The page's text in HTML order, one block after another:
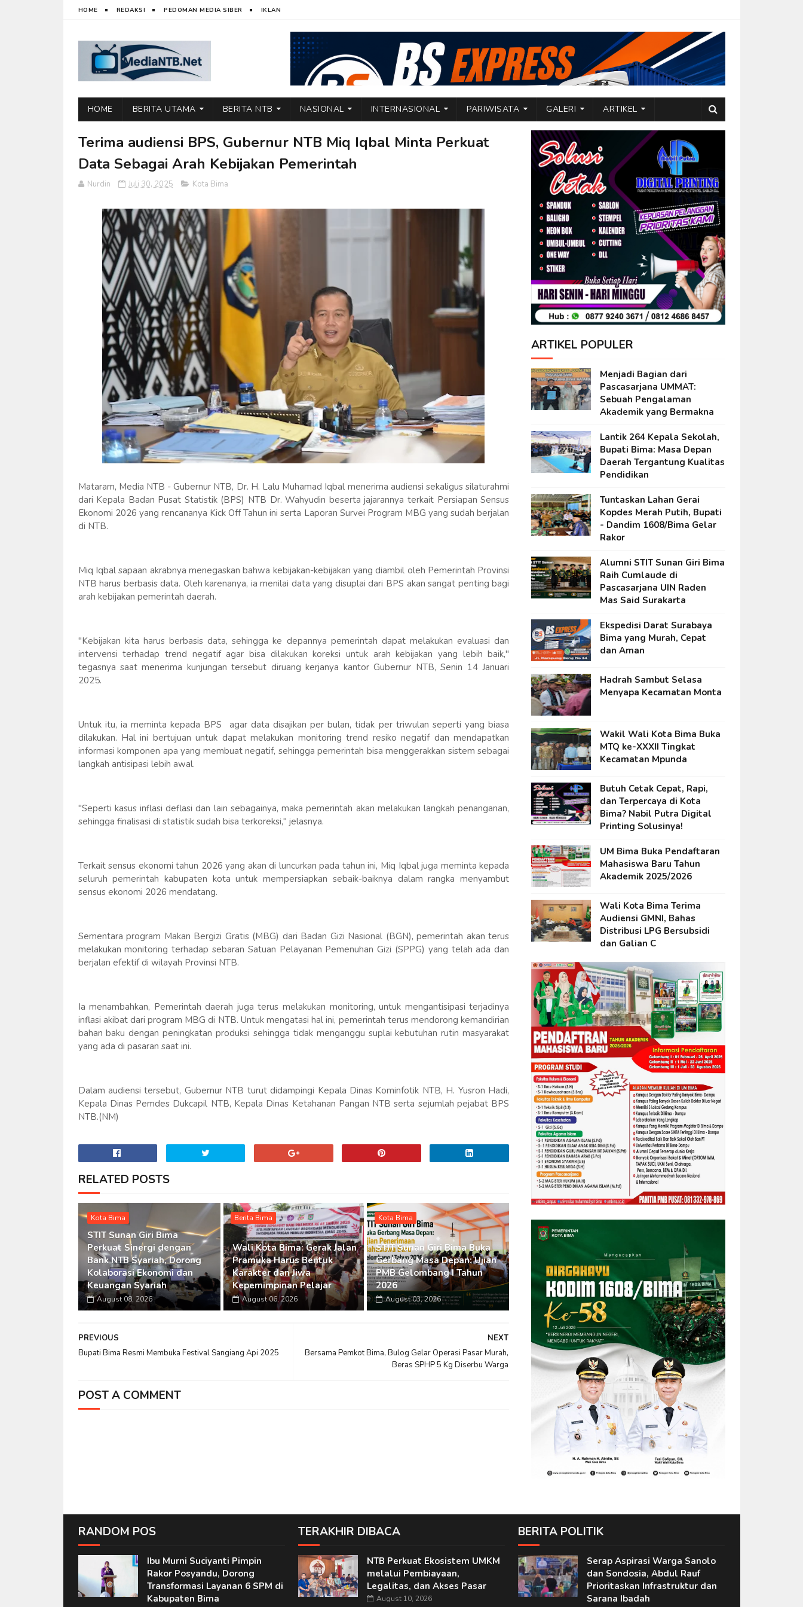
HOME REDAKSI PEDOMAN MEDIA SIBER IKLAN
HOME BERITA UTAMA BERITA NTB NASIONAL INTERNASIONAL PARIWISATA GALERI ARTIKEL
Terima audiensi BPS, Gubernur NTB Miq Iqbal Minta Perkuat
Data Sebagai Arah Kebijakan Pemerintah
Nurdin Juli 30, 2025 Kota Bima
Mataram, Media NTB - Gubernur NTB, Dr. H. Lalu Muhamad Iqbal menerima audiensi sekaligus silaturahmi
dari Kepala Badan Pusat Statistik (BPS) NTB Dr. Wahyudin beserta jajarannya terkait Persiapan Sensus
Ekonomi 2026 yang rencananya Kick Off Tahun ini serta Laporan Survei Program MBG yang sudah berjalan
di NTB.
Miq Iqbal sapaan akrabnya menegaskan bahwa kebijakan-kebijakan yang diambil oleh Pemerintah Provinsi
NTB harus berbasis data. Oleh karenanya, ia menilai data yang disuplai dari BPS akan sangat penting bagi
arah kebijakan pemerintah daerah.
"Kebijakan kita harus berbasis data, sehingga ke depannya pemerintah dapat melakukan evaluasi dan
intervensi terhadap trend negatif agar bisa dilakukan koreksi untuk arah kebijakan yang lebih baik,"
tegasnya saat menerima kunjungan tersebut diruang kerjanya kantor Gubernur NTB, Senin 14 Januari
2025.
Untuk itu, ia meminta kepada BPS agar data disajikan per bulan, tidak per triwulan seperti yang biasa
dilakukan. Hal ini bertujuan untuk dapat melakukan monitoring trend resiko negatif dan mendapatkan
informasi komponen apa yang membuat negatif, sehingga pemerintah bisa menggerakkan sistem sebagai
langkah antisipasi lebih awal.
"Seperti kasus inflasi deflasi dan lain sebagainya, maka pemerintah akan melakukan langkah penanganan,
sehingga finalisasi di statistik sudah bisa terkoreksi," jelasnya.
Terkait sensus ekonomi tahun 2026 yang akan di luncurkan pada tahun ini, Miq Iqbal juga meminta kepada
seluruh pemerintah kabupaten kota untuk mempersiapkan sebaik-baiknya dalam rangka menyambut
sensus ekonomi 2026 mendatang.
Sementara program Makan Bergizi Gratis (MBG) dari Badan Gizi Nasional (BGN), pemerintah akan terus
melakukan monitoring terhadap sebaran Satuan Pelayanan Pemenuhan Gizi (SPPG) yang telah ada dan
berjalan efektif di wilayah Provinsi NTB.
Ia menambahkan, Pemerintah daerah juga terus melakukan monitoring, untuk mengantisipasi terjadinya
inflasi akibat dari program MBG di NTB. Untuk mengatasi hal ini, pemerintah terus mendorong kemandirian
bahan baku dengan peningkatan produksi sehingga tidak menganggu suplai kebutuhan rutin masyarakat
yang ada di pasaran saat ini.
Dalam audiensi tersebut, Gubernur NTB turut didampingi Kepala Dinas Kominfotik NTB, H. Yusron Hadi,
Kepala Dinas Pemdes Dukcapil NTB, Kepala Dinas Ketahanan Pangan NTB serta sejumlah pejabat BPS
NTB.(NM)
RELATED POSTS
Kota Bima
STIT Sunan Giri Bima
Perkuat Sinergi dengan
Bank NTB Syariah, Dorong
Kolaborasi Ekonomi dan
Keuangan Syariah
August 08, 2026
Berita Bima
Wali Kota Bima: Gerak Jalan
Pramuka Harus Bentuk
Karakter dan Jiwa
Kepemimpinan Pelajar
August 06, 2026
Kota Bima
STIT Sunan Giri Bima Buka
Gerbang Masa Depan: Ujian
PMB Gelombang I Tahun
2026
August 03, 2026
NEXT
Bersama Pemkot Bima, Bulog Gelar Operasi Pasar Murah,
Beras SPHP 5 Kg Diserbu Warga
PREVIOUS
Bupati Bima Resmi Membuka Festival Sangiang Api 2025
POST A COMMENT
ARTIKEL POPULER
Menjadi Bagian dari
Pascasarjana UMMAT:
Sebuah Pengalaman
Akademik yang Bermakna
Lantik 264 Kepala Sekolah,
Bupati Bima: Masa Depan
Daerah Tergantung Kualitas
Pendidikan
Tuntaskan Lahan Gerai
Kopdes Merah Putih, Bupati
- Dandim 1608/Bima Gelar
Rakor
Alumni STIT Sunan Giri Bima
Raih Cumlaude di
Pascasarjana UIN Raden
Mas Said Surakarta
Ekspedisi Darat Surabaya
Bima yang Murah, Cepat
dan Aman
Hadrah Sambut Selasa
Menyapa Kecamatan Monta
Wakil Wali Kota Bima Buka
MTQ ke-XXXII Tingkat
Kecamatan Mpunda
Butuh Cetak Cepat, Rapi,
dan Terpercaya di Kota
Bima? Nabil Putra Digital
Printing Solusinya!
UM Bima Buka Pendaftaran
Mahasiswa Baru Tahun
Akademik 2025/2026
Wali Kota Bima Terima
Audiensi GMNI, Bahas
Distribusi LPG Bersubsidi
dan Galian C
RANDOM POS
Ibu Murni Suciyanti Pimpin
Rakor Posyandu, Dorong
Transformasi Layanan 6 SPM di
Kabupaten Bima
TERAKHIR DIBACA
NTB Perkuat Ekosistem UMKM
melalui Pembiayaan,
Legalitas, dan Akses Pasar
August 10, 2026
BERITA POLITIK
Serap Aspirasi Warga Sanolo
dan Sondosia, Abdul Rauf
Prioritaskan Infrastruktur dan
Sarana Ibadah